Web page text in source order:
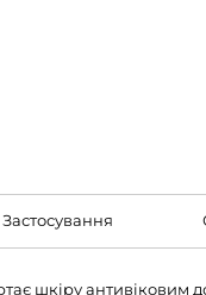
Застосування
шкіру антивіковим